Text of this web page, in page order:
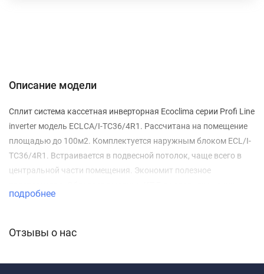
Описание модели
Сплит система кассетная инверторная Ecoclima серии Profi Line
inverter модель ECLCA/I-TC36/4R1. Рассчитана на помещение
площадью до 100м2. Комплектуется наружным блоком ECL/I-
TC36/4R1. Встраивается в подвесной потолок, чаще всего в
центральной части помещения. Экономит полезное
температур за счет установки более мощного «теплового
равномерное и бережное охлаждение, предотвращает
подробнее
Отзывы о нас